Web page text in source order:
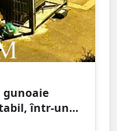
gunoaie
într-un